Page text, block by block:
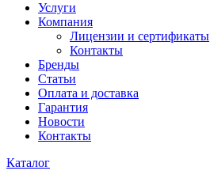
Услуги
Компания
Лицензии и сертификаты
Контакты
Бренды
Статьи
Оплата и доставка
Гарантия
Новости
Контакты
Каталог